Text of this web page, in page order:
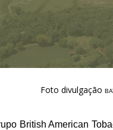
Foto divulgação
British American